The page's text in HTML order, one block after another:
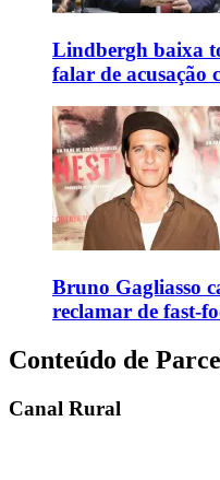
Lindbergh baixa
falar de acusação
Bruno Gagliasso
reclamar de fast-
Conteúdo de
Canal Rural